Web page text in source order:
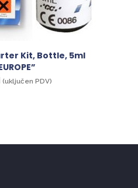
Kit, Bottle, 5ml
(uključen PDV)